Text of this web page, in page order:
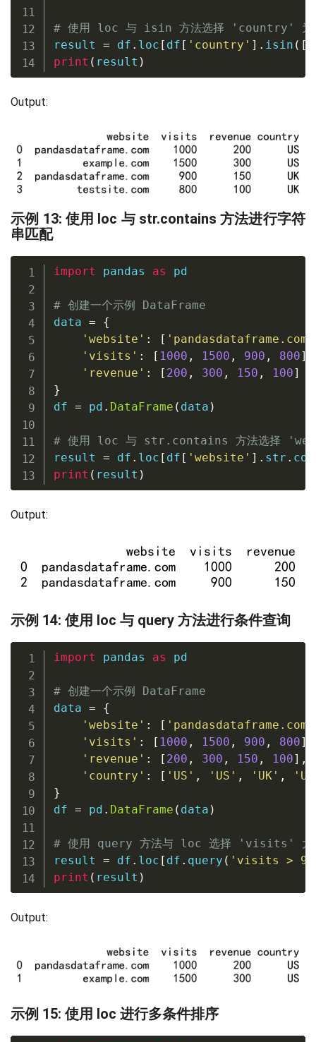
# 使用 loc 与 isin 方法选择 'country'
result = df . loc [ df [ 'country' ] . isin ( [
print ( result )
Output:
示例 13: 使用 loc 与 str.contains 方法进行字符
串匹配
import pandas as pd
# 创建一个示例 DataFrame
data =
{
'website' : [ 'pandasdataframe.com'
'visits' : [ 1000 , 1500 , 900 , 800]
'revenue' : [ 200 , 300 , 150 , 100]
}
df = pd . DataFrame ( data )
# 使用 loc 与 str.contains 方法选择
result = df . loc [ df [ 'website' ] . str .
print ( result )
Output:
示例 14: 使用 loc 与 query 方法进行条件查询
import pandas as pd
# 创建一个示例 DataFrame
data =
{
'website' : [ 'pandasdataframe.com'
'visits' : [ 1000 , 1500 , 900 , 800]
'revenue' : [ 200 , 300 , 150 , 100] ,
'country' : [ 'US' , 'US' , 'UK' ,
}
df = pd . DataFrame ( data )
# 使用 query 方法与 loc 选择 'visits' 大
result = df . loc [ df . query ( 'visits >
print ( result )
Output:
示例 15: 使用 loc 进行多条件排序